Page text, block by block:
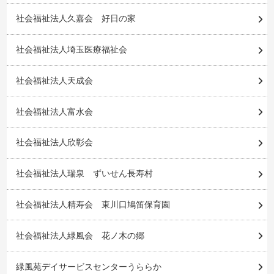
社会福祉法人久嘉会 好日の家
社会福祉法人埼玉医療福祉会
社会福祉法人天成会
社会福祉法人富水会
社会福祉法人欣彰会
社会福祉法人瑞泉 ずいせん長寿村
社会福祉法人精寿会 東川口鳩笛保育園
社会福祉法人緑風会 花ノ木の郷
緑風苑デイサービスセンターうららか